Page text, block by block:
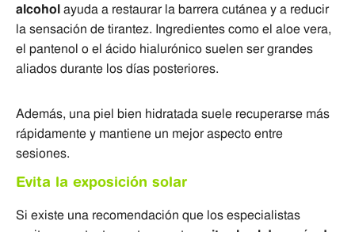
alcoholayuda a restaurar la barrera cutánea y a reducir
la sensación de tirantez. Ingredientes como el aloe vera,
el pantenol o el ácido hialurónico suelen ser grandes
aliados durante los días posteriores.
Además, una piel bien hidratada suele recuperarse más
rápidamente y mantiene un mejor aspecto entre
sesiones.
Evita la exposición solar
Si existe una recomendación que los especialistas